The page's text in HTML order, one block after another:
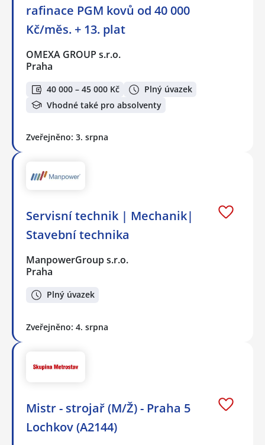
rafinace PGM kovů od 40 000
Kč/měs. + 13. plat
OMEXA GROUP s.r.o.
Praha
40 000 – 45 000 Kč
Plný úvazek
Vhodné také pro absolventy
Zveřejněno: 3. srpna
Servisní technik | Mechanik|
Stavební technika
ManpowerGroup s.r.o.
Praha
Plný úvazek
Zveřejněno: 4. srpna
Mistr - strojař (M/Ž) - Praha 5
Lochkov (A2144)